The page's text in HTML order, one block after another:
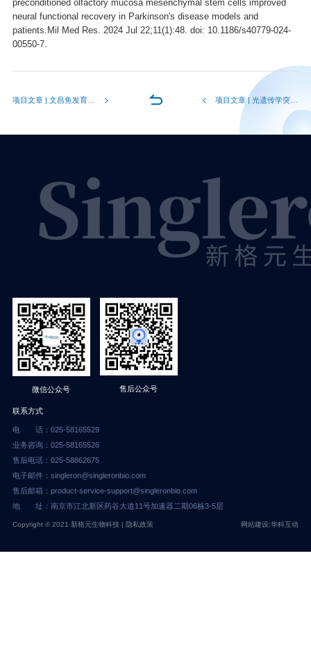
preconditioned olfactory mucosa mesenchymal stem cells improved
neural functional recovery in Parkinson's disease models and
patients.Mil Med Res. 2024 Jul 22;11(1):48. doi: 10.1186/s40779-024-
00550-7.
项目文章 | 文昌鱼发育轨迹揭示脊索动物神经系统的进化之谜！ 项目文章 | 光遗传学突破：无线装置激活痛觉神经，开辟植入物感染治疗新策略
微信公众号 售后公众号
联系方式
电 话：025-58165529
业务咨询：025-58165526
售后电话：025-58862675
电子邮件：singleron@singleronbio.com
售后邮箱：product-service-support@singleronbio.com
地 址：南京市江北新区药谷大道11号加速器二期06栋3-5层
Copyright © 2021 新格元生物科技 | 隐私政策 网站建设:华科互动